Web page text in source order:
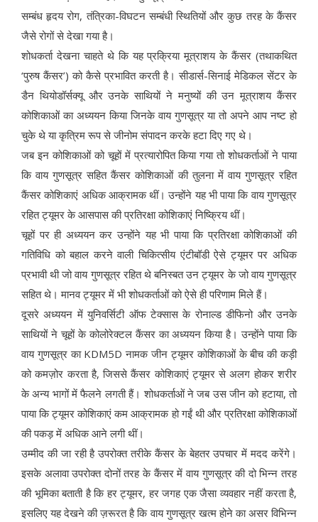
सम्बंध हृदय रोग, तंत्रिका-विघटन सम्बंधी स्थितियों और कुछ तरह के कैंसर
जैसे रोगों से देखा गया है।
शोधकर्ता देखना चाहते थे कि यह प्रक्रिया मूत्राशय के कैंसर (तथाकथित
‘पुरुष कैंसर’) को कैसे प्रभावित करती है। सीडार्स-सिनाई मेडिकल सेंटर के
डैन थियोडॉर्सक्यू और उनके साथियों ने मनुष्यों की उन मूत्राशय कैंसर
कोशिकाओं का अध्ययन किया जिनके वाय गुणसूत्र या तो अपने आप नष्ट हो
चुके थे या कृत्रिम रूप से जीनोम संपादन करके हटा दिए गए थे।
जब इन कोशिकाओं को चूहों में प्रत्यारोपित किया गया तो शोधकर्ताओं ने पाया
कि वाय गुणसूत्र सहित कैंसर कोशिकाओं की तुलना में वाय गुणसूत्र रहित
कैंसर कोशिकाएं अधिक आक्रामक थीं। उन्होंने यह भी पाया कि वाय गुणसूत्र
रहित ट्यूमर के आसपास की प्रतिरक्षा कोशिकाएं निष्क्रिय थीं।
चूहों पर ही अध्ययन कर उन्होंने यह भी पाया कि प्रतिरक्षा कोशिकाओं की
गतिविधि को बहाल करने वाली चिकित्सीय एंटीबॉडी ऐसे ट्यूमर पर अधिक
प्रभावी थी जो वाय गुणसूत्र रहित थे बनिस्बत उन ट्यूमर के जो वाय गुणसूत्र
सहित थे। मानव ट्यूमर में भी शोधकर्ताओं को ऐसे ही परिणाम मिले हैं।
दूसरे अध्ययन में युनिवर्सिटी ऑफ टेक्सास के रोनाल्ड डीफिनो और उनके
साथियों ने चूहों के कोलोरेक्टल कैंसर का अध्ययन किया है। उन्होंने पाया कि
वाय गुणसूत्र का KDM5D नामक जीन ट्यूमर कोशिकाओं के बीच की कड़ी
को कमज़ोर करता है, जिससे कैंसर कोशिकाएं ट्यूमर से अलग होकर शरीर
के अन्य भागों में फैलने लगती हैं। शोधकर्ताओं ने जब उस जीन को हटाया, तो
पाया कि ट्यूमर कोशिकाएं कम आक्रामक हो गईं थी और प्रतिरक्षा कोशिकाओं
की पकड़ में अधिक आने लगी थीं।
उम्मीद की जा रही है उपरोक्त तरीके कैंसर के बेहतर उपचार में मदद करेंगे।
इसके अलावा उपरोक्त दोनों तरह के कैंसर में वाय गुणसूत्र की दो भिन्न तरह
की भूमिका बताती है कि हर ट्यूमर, हर जगह एक जैसा व्यवहार नहीं करता है,
इसलिए यह देखने की ज़रूरत है कि वाय गुणसूत्र खत्म होने का असर विभिन्न